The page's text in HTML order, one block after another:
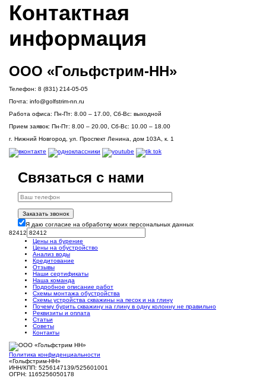
Контактная
информация
ООО «Гольфстрим-НН»
Телефон: 8 (831) 214-05-05
Почта: info@golfstrim-nn.ru
Работа офиса: Пн-Пт: 8.00 – 17.00, Сб-Вс: выходной
Прием заявок: Пн-Пт: 8.00 – 20.00, Сб-Вс: 10.00 – 18.00
г. Нижний Новгород, ул. Проспект Ленина, дом 103А, к. 1
Связаться с нами
Заказать звонок
Я даю согласие на обработку моих персональных данных
82412
Цены на бурение
Цены на обустройство
Анализ воды
Кредитование
Отзывы
Наши сертификаты
Наша команда
Подробное описание работ
Схемы монтажа обустройства
Схемы устройства скважины на песок и на глину
Почему бурить скважину на глину в одну колонну не правильно
Реквизиты и оплата
Статьи
Советы
Контакты
Политика конфиденциальности
«Гольфстрим-НН»
ИНН/КПП: 5256147139/525601001
ОГРН: 1165256050178